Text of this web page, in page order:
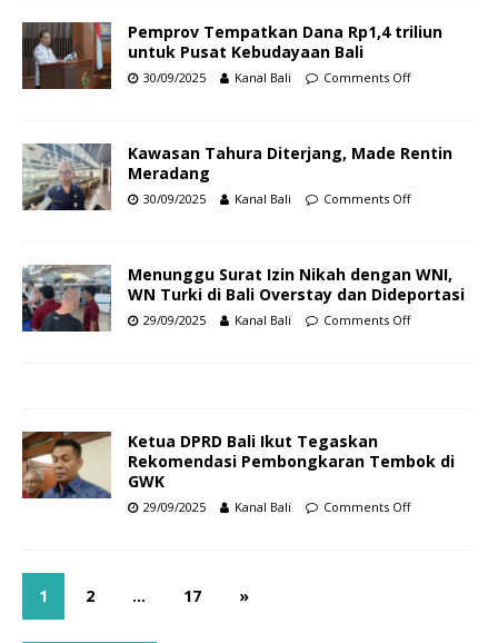
Pemprov Tempatkan Dana Rp1,4 triliun
untuk Pusat Kebudayaan Bali
30/09/2025 Kanal Bali Comments Off
Kawasan Tahura Diterjang, Made Rentin
Meradang
30/09/2025 Kanal Bali Comments Off
Menunggu Surat Izin Nikah dengan WNI,
WN Turki di Bali Overstay dan Dideportasi
29/09/2025 Kanal Bali Comments Off
Ketua DPRD Bali Ikut Tegaskan
Rekomendasi Pembongkaran Tembok di
GWK
29/09/2025 Kanal Bali Comments Off
1 2 … 17 »